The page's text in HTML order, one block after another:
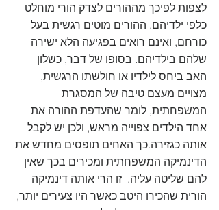
לצפות לפיכך מההורים לצדק הורי מוחלט
כלפי ילדיהם. ההורים מוטים רגשית בעל
כורחם, ואינם רואים בפגיעה הלא ישירה
שלהם בילדיהם. בסופו של דבר, כשלון
האב ביחס לילדיו או חולשתו הרגשית,
מצויים מעצם טיבה של המסגרת
המשפחתית, לומר שהעדפת ההורה את
אחד הילדים צפוייה מראש, ולכן יש לקבל
אותה כגזירה.כך האחים תופסים מחדש את
הדינמיקה המשפחתית ומכירים בכך שאין
להם שליטה עליה.  זו הרי אותה דינמיקה
הורית שהכירו היטב כאשר היו צעירים יותר,